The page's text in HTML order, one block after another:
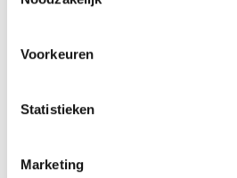
Voorkeuren
Statistieken
Marketing
€6.50